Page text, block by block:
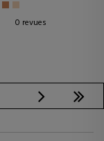
0 revues